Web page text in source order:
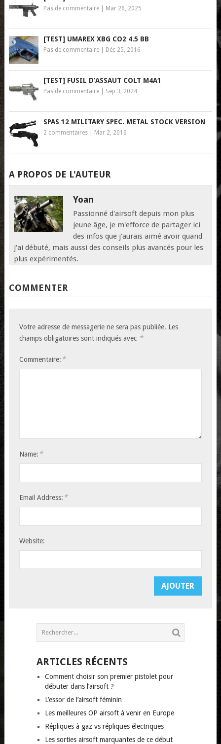
Pas de commentaire| Mar 26, 2025
[TEST] UMAREX XBG CO2 4.5 BB
Pas de commentaire| Déc 25, 2016
[TEST] FUSIL D’ASSAUT COLT M4A1
Pas de commentaire| Sep 3, 2024
SPAS 12 MILITARY SPEC. METAL STOCK VERSION
2 commentaires| Mar 2, 2016
A PROPOS DE L'AUTEUR
Yoan
Passionné d'airsoft depuis mon plus
jeune âge, je m'efforce de partager ici
des infos que j'aurais aimé avoir quand
j'ai débuté, mais aussi des conseils plus avancés pour les
plus expérimentés.
COMMENTER
Votre adresse de messagerie ne sera pas publiée. Les
champs obligatoires sont indiqués avec *
Commentaire: *
Name: *
Email Address: *
Website:
ARTICLES RÉCENTS
Comment choisir son premier pistolet pour
débuter dans l’airsoft ?
L’essor de l’airsoft féminin
Les meilleures OP airsoft à venir en Europe
Répliques à gaz vs répliques électriques
Les sorties airsoft marquantes de ce début